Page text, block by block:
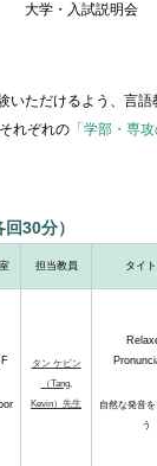
大学・入試説明会
いただけるよう、言語
れぞれの 「学部・専
30分）
担当教員 タイ
F
タン ケビン
（Tang,
Kevin）先生
自然な発音を
う